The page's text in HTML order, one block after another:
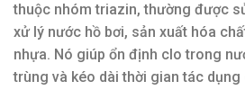
thuộc nhóm triazin, thường được
xử lý nước hồ bơi, sản xuất hóa
nhựa. Nó giúp ổn định clo trong
trùng và kéo dài thời gian tác dụng